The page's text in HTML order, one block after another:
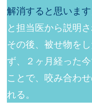
解消すると思います
と担当医から説明さ
その後、被せ物を
ず、２ヶ月経った
ことで、咬み合わ
れる。